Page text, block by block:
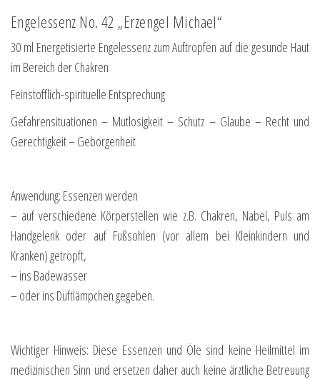
Engelessenz No. 42 „Erzengel Michael“
30 ml Energetisierte Engelessenz zum Auftropfen auf die gesunde Haut
im Bereich der Chakren
Feinstofflich-spirituelle Entsprechung
Gefahrensituationen – Mutlosigkeit – Schutz – Glaube – Recht und
Gerechtigkeit – Geborgenheit
Anwendung: Essenzen werden
– auf verschiedene Körperstellen wie z.B. Chakren, Nabel, Puls am
Handgelenk oder auf Fußsohlen (vor allem bei Kleinkindern und
Kranken) getropft,
– ins Badewasser
– oder ins Duftlämpchen gegeben.
Wichtiger Hinweis: Diese Essenzen und Öle sind keine Heilmittel im
medizinischen Sinn und ersetzen daher auch keine ärztliche Betreuung